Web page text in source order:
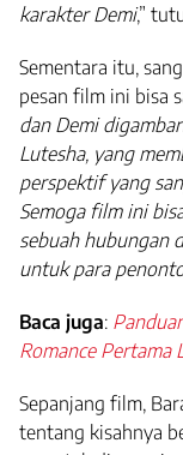
karakter Demi,”
Sementara itu,
pesan film ini bisa
dan Demi
Lutesha, yang
perspektif yang
Semoga film ini
sebuah hubungan
untuk para
Baca juga:
Romance Pertama
Sepanjang film,
tentang kisahnya